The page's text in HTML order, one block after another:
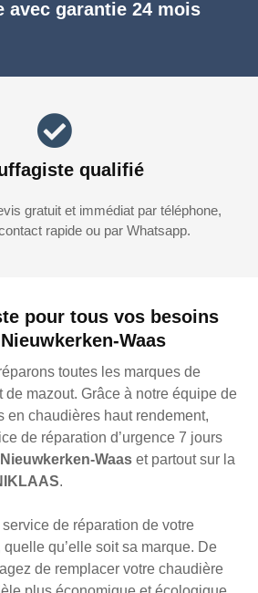
pour tous vos besoins
Waas
toutes les marques de
de mazout. Grâce à notre équipe de
en chaudières haut rendement,
de réparation d’urgence 7 jours
Nieuwkerken-Waas et partout sur la
.
de réparation de votre
qu’elle soit sa marque. De
de remplacer votre chaudière
avec garantie 24 mois
qualifié
gratuit et immédiat par téléphone,
rapide ou par Whatsapp.